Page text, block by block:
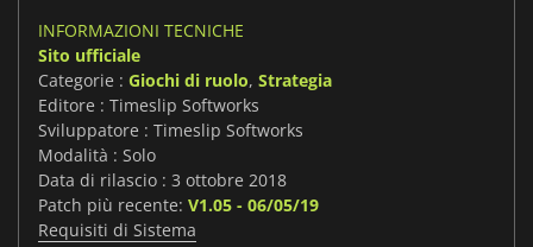
INFORMAZIONI TECNICHE
Sito ufficiale
Categorie : Giochi di ruolo, Strategia
Editore : Timeslip Softworks
Sviluppatore : Timeslip Softworks
Modalità : Solo
Data di rilascio : 3 ottobre 2018
Patch più recente: V1.05 - 06/05/19
Requisiti di Sistema